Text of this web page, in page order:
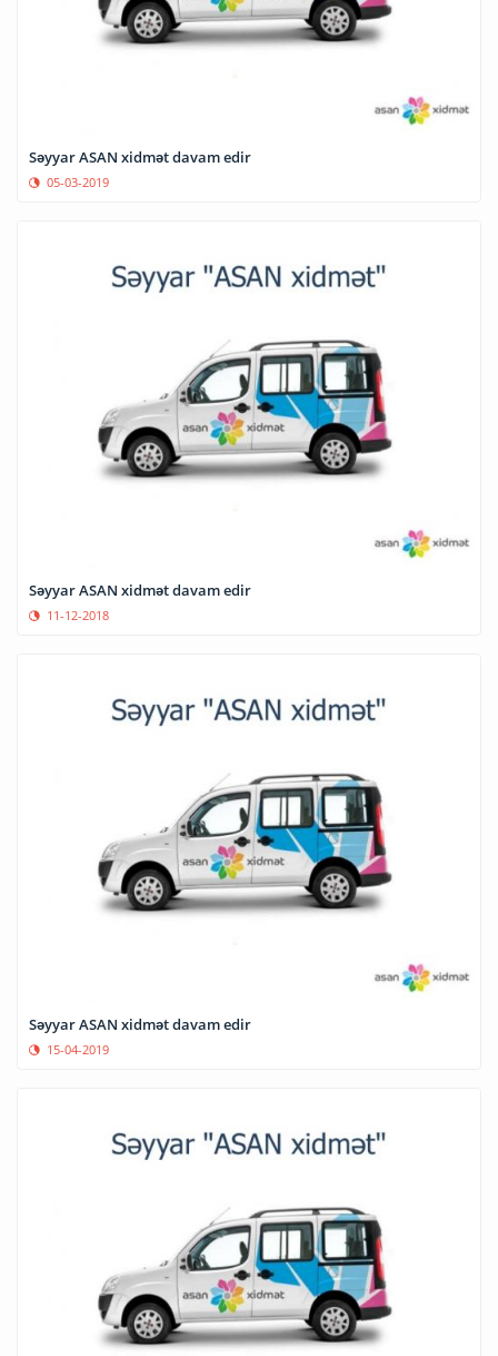
Səyyar ASAN xidmət davam edir
05-03-2019
Səyyar ASAN xidmət davam edir
11-12-2018
Səyyar ASAN xidmət davam edir
15-04-2019